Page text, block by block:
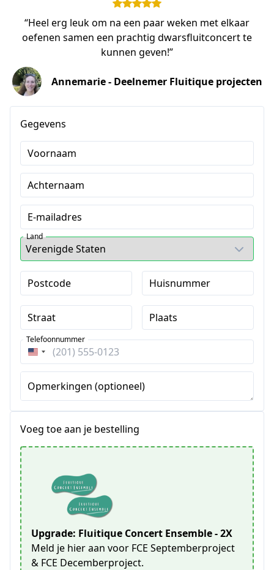
“Heel erg leuk om na een paar weken met elkaar
oefenen samen een prachtig dwarsfluitconcert te
kunnen geven!”
Annemarie - Deelnemer Fluitique projecten
Gegevens
Voornaam
Achternaam
E-mailadres
Land
Postcode Huisnummer
Straat Plaats
Verenigde
Staten
+1
Telefoonnummer
Opmerkingen (optioneel)
Voeg toe aan je bestelling
Upgrade: Fluitique Concert Ensemble - 2X
Meld je hier aan voor FCE Septemberproject
& FCE Decemberproject.